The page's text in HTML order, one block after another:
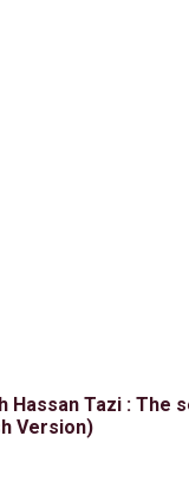
Hassan Tazi : The
Version)